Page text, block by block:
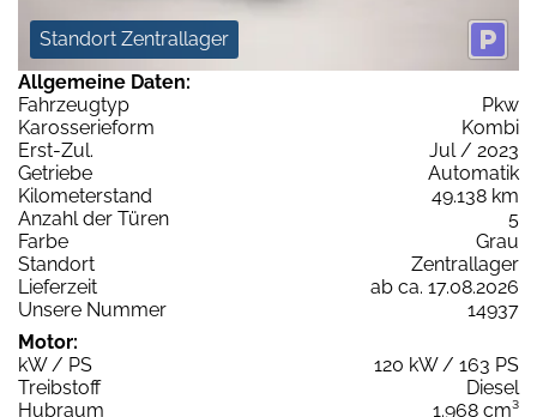
Standort Zentrallager
Allgemeine Daten:
Fahrzeugtyp
Pkw
Karosserieform
Kombi
Erst-Zul.
Jul / 2023
Getriebe
Automatik
Kilometerstand
49.138 km
Anzahl der Türen
5
Farbe
Grau
Standort
Zentrallager
Lieferzeit
ab ca. 17.08.2026
Unsere Nummer
14937
Motor:
kW / PS
120 kW / 163 PS
Treibstoff
Diesel
Hubraum
1.968 cm³